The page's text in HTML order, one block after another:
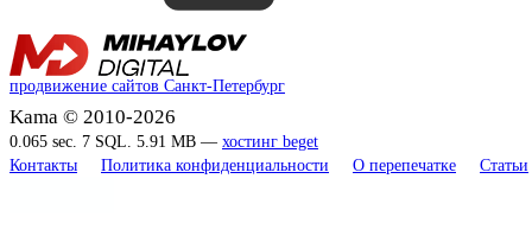
продвижение сайтов Санкт-Петербург
Kama © 2010-2026
0.065 sec. 7 SQL. 5.91 MB — хостинг beget
Контакты
Политика конфиденциальности О перепечатке Статьи